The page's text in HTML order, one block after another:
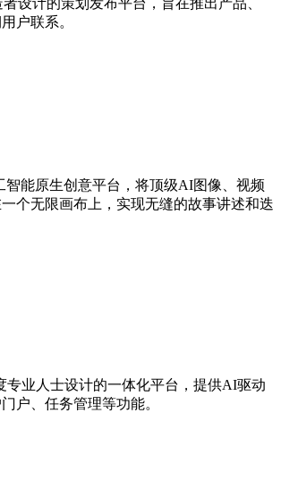
设计的策划发布平台，旨在推出产品、
户联系。
智能原生创意平台，将顶级AI图像、视频
个无限画布上，实现无缝的故事讲述和迭
专业人士设计的一体化平台，提供AI驱动
户、任务管理等功能。